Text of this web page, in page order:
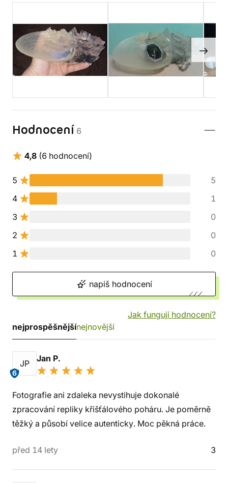
Hodnocení 6
4,8 (6 hodnocení)
5
5
4
1
3
0
2
0
1
0
napiš hodnocení
Jak fungují hodnocení?
nejprospěšnějšínejnovější
JP
6
Jan P.
Fotografie ani zdaleka nevystihuje dokonalé
zpracování repliky křišťálového poháru. Je poměrně
těžký a působí velice autenticky. Moc pěkná práce.
před 14 lety 3